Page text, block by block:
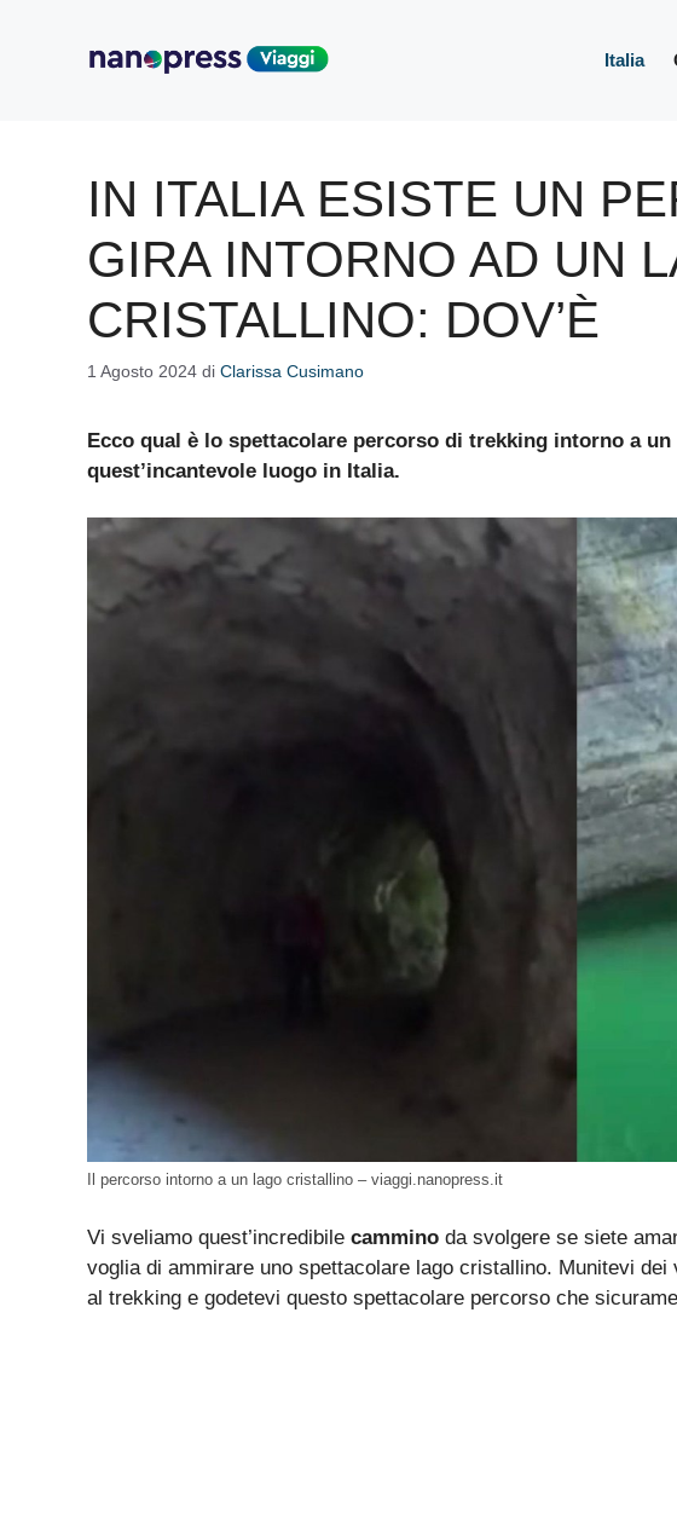
Italia
IN ITALIA ESISTE UN
GIRA INTORNO AD UN
CRISTALLINO: DOV’È
1 Agosto 2024 di Clarissa Cusimano
Ecco qual è lo spettacolare percorso di trekking intorno a
quest’incantevole luogo in Italia.
Il percorso intorno a un lago cristallino – viaggi.nanopress.it
Vi sveliamo quest’incredibile cammino da svolgere se siete
voglia di ammirare uno spettacolare lago cristallino. Munitevi dei
al trekking e godetevi questo spettacolare percorso che